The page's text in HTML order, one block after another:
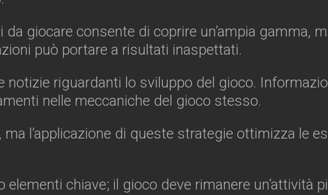
giocare consente di coprire un’ampia gamma,
può portare a risultati inaspettati.
notizie riguardanti lo sviluppo del gioco.
nelle meccaniche del gioco stesso.
l’applicazione di queste strategie ottimizza le
elementi chiave; il gioco deve rimanere un’attività